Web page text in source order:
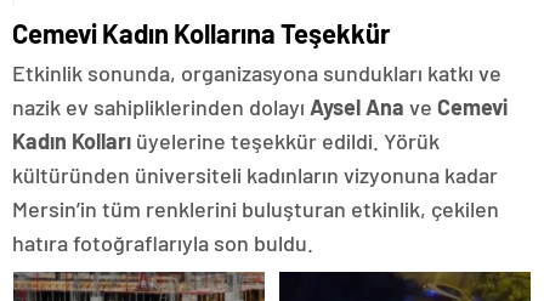
Cemevi Kadın Kollarına Teşekkür
Etkinlik sonunda, organizasyona sundukları katkı ve
nazik ev sahipliklerinden dolayı Aysel Ana ve Cemevi
Kadın Kolları üyelerine teşekkür edildi. Yörük
kültüründen üniversiteli kadınların vizyonuna kadar
Mersin’in tüm renklerini buluşturan etkinlik, çekilen
hatıra fotoğraflarıyla son buldu.